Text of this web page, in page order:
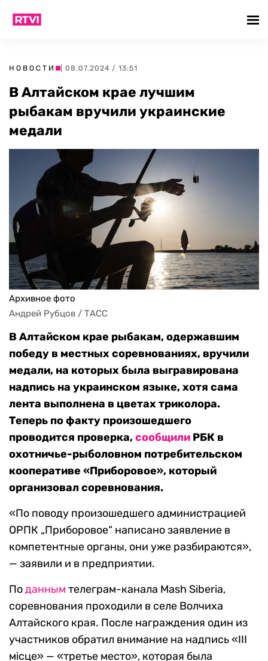
НОВОСТИ | 08.07.2024 / 13:51
В Алтайском крае лучшим
рыбакам вручили украинские
медали
Архивное фото
Андрей Рубцов / ТАСС
В Алтайском крае рыбакам, одержавшим
победу в местных соревнованиях, вручили
медали, на которых была выгравирована
надпись на украинском языке, хотя сама
лента выполнена в цветах триколора.
Теперь по факту произошедшего
проводится проверка,сообщили РБК в
охотничье-рыболовном потребительском
кооперативе «Приборовое», который
организовал соревнования.
«По поводу произошедшего администрацией
ОРПК „Приборовое“ написано заявление в
компетентные органы, они уже разбираются»,
— заявили и в предприятии.
Поданным телеграм-канала Mash Siberia,
соревнования проходили в селе Волчиха
Алтайского края. После награждения один из
участников обратил внимание на надпись «III
мiсце» — «третье место», которая была